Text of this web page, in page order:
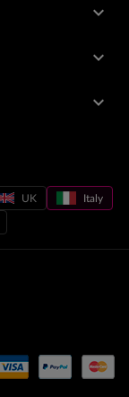


keyboard_arrow_down
UK Italy